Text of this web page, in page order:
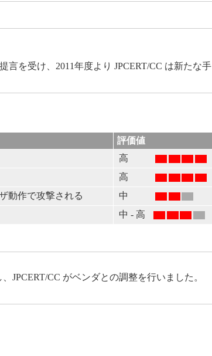
を受け、2011年度より JPCERT/CC は新たな手
評価値
高
高
動作で攻撃される
中
中 - 高
JPCERT/CC がベンダとの調整を行いました。